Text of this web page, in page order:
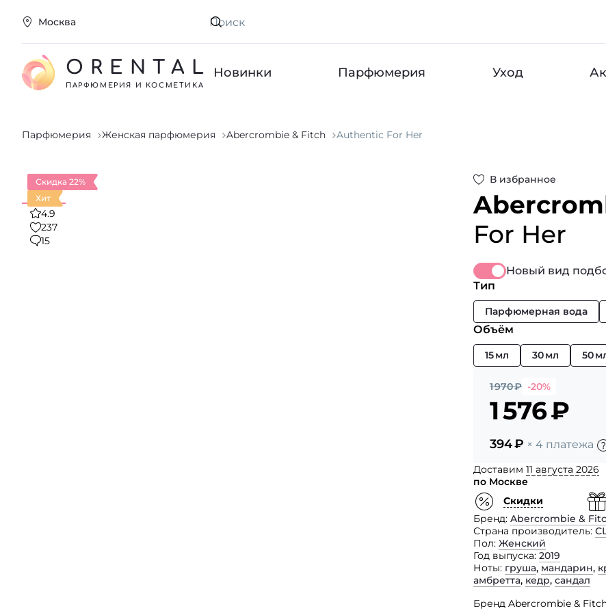
Москва Искать
ORENTAL
ПАРФЮМЕРИЯ И КОСМЕТИКА
Новинки Парфюмерия Уход
Парфюмерия Женская парфюмерия Abercrombie & Fitch Authentic For Her
В избранное
For Her
Скидка 22%
Хит
4.9
237
15
Новый вид
Тип
Парфюмерная вода
Объём
15 мл 30 мл 50
1 970₽ -20%
1 576₽
394₽ × 4 платежа
Доставим 11 августа 2026
по Москве
Скидки
Бренд Abercrombie &
Страна производитель
Пол Женский
Год выпуска 2019
Ноты груша, мандарин,
амбретта, кедр, сандал
Бренд Abercrombie &